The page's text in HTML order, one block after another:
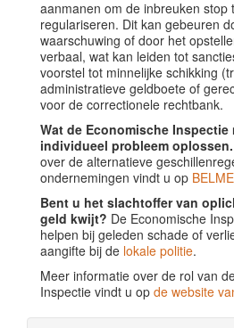
aanmanen om de inbreuken stop
regulariseren. Dit kan gebeuren
waarschuwing of door het
verbaal, wat kan leiden tot
voorstel tot minnelijke schikking
administratieve geldboete of
voor de correctionele rechtbank.
Wat de Economische
individueel probleem oplossen.
over de alternatieve
ondernemingen vindt u op
Bent u het slachtoffer van
geld kwijt? De Economische
helpen bij geleden schade of
aangifte bij de lokale politie.
Meer informatie over de rol van
Inspectie vindt u op de website